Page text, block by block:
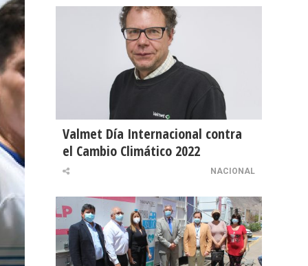
Valmet Día Internacional contra
el Cambio Climático 2022
NACIONAL